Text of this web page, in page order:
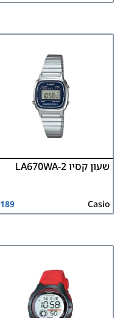
שעון קסיו LA670WA-2
Casio
189